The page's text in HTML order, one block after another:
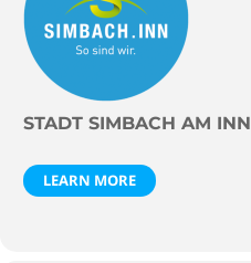
STADT SIMBACH AM INN
LEARN MORE